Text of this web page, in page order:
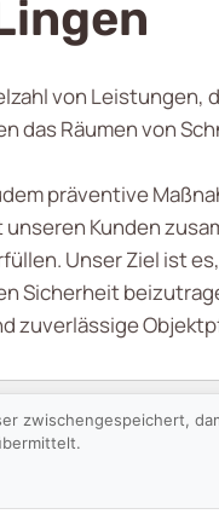
von Leistungen,
das Räumen von
präventive
Kunden
Unser Ziel ist
Sicherheit
zuverlässige
zwischengespeichert,